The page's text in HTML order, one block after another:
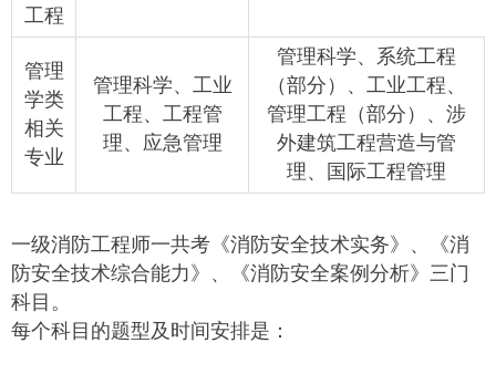
工程
管理
学类
相关
专业
管理科学、工业
工程、工程管
理、应急管理
管理科学、系统工程
（部分）、工业工程、
管理工程（部分）、涉
外建筑工程营造与管
理、国际工程管理
一级消防工程师一共考《消防安全技术实务》、《消
防安全技术综合能力》、《消防安全案例分析》三门
科目。
每个科目的题型及时间安排是：